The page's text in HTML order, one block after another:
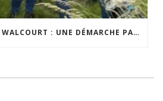
VISITE PARTAGÉE À WALCOURT : UNE DÉMARCHE PARTICIPATIVE ANIMÉE PAR ESPACE ENVIRONNEMENT